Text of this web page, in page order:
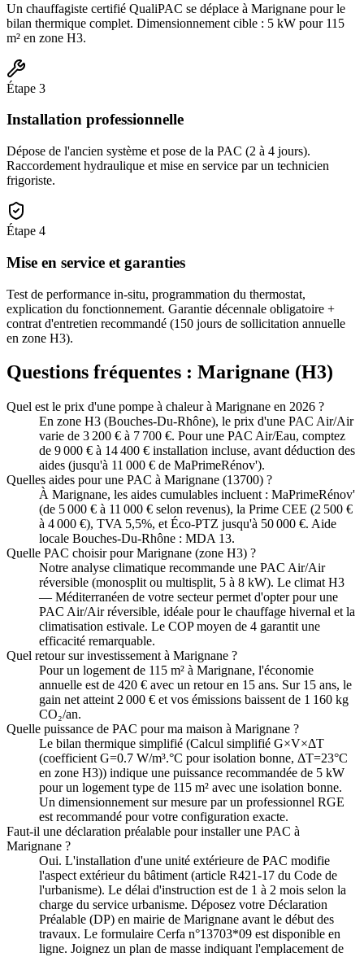
Un chauffagiste certifié QualiPAC se déplace à Marignane pour le
bilan thermique complet. Dimensionnement cible : 5 kW pour 115
m² en zone H3.
Étape 3
Installation professionnelle
Dépose de l'ancien système et pose de la PAC (2 à 4 jours).
Raccordement hydraulique et mise en service par un technicien
frigoriste.
Étape 4
Mise en service et garanties
Test de performance in-situ, programmation du thermostat,
explication du fonctionnement. Garantie décennale obligatoire +
contrat d'entretien recommandé (150 jours de sollicitation annuelle
en zone H3).
Questions fréquentes : Marignane (H3)
Quel est le prix d'une pompe à chaleur à Marignane en 2026 ?
En zone H3 (Bouches-Du-Rhône), le prix d'une PAC Air/Air
varie de 3 200 € à 7 700 €. Pour une PAC Air/Eau, comptez
de 9 000 € à 14 400 € installation incluse, avant déduction des
aides (jusqu'à 11 000 € de MaPrimeRénov').
Quelles aides pour une PAC à Marignane (13700) ?
À Marignane, les aides cumulables incluent : MaPrimeRénov'
(de 5 000 € à 11 000 € selon revenus), la Prime CEE (2 500 €
à 4 000 €), TVA 5,5%, et Éco-PTZ jusqu'à 50 000 €. Aide
locale Bouches-Du-Rhône : MDA 13.
Quelle PAC choisir pour Marignane (zone H3) ?
Notre analyse climatique recommande une PAC Air/Air
réversible (monosplit ou multisplit, 5 à 8 kW). Le climat H3
— Méditerranéen de votre secteur permet d'opter pour une
PAC Air/Air réversible, idéale pour le chauffage hivernal et la
climatisation estivale. Le COP moyen de 4 garantit une
efficacité remarquable.
Quel retour sur investissement à Marignane ?
Pour un logement de 115 m² à Marignane, l'économie
annuelle est de 420 € avec un retour en 15 ans. Sur 15 ans, le
gain net atteint 2 000 € et vos émissions baissent de 1 160 kg
CO₂/an.
Quelle puissance de PAC pour ma maison à Marignane ?
Le bilan thermique simplifié (Calcul simplifié G×V×ΔT
(coefficient G=0.7 W/m³.°C pour isolation bonne, ΔT=23°C
en zone H3)) indique une puissance recommandée de 5 kW
pour un logement type de 115 m² avec une isolation bonne.
Un dimensionnement sur mesure par un professionnel RGE
est recommandé pour votre configuration exacte.
Faut-il une déclaration préalable pour installer une PAC à
Marignane ?
Oui. L'installation d'une unité extérieure de PAC modifie
l'aspect extérieur du bâtiment (article R421-17 du Code de
l'urbanisme). Le délai d'instruction est de 1 à 2 mois selon la
charge du service urbanisme. Déposez votre Déclaration
Préalable (DP) en mairie de Marignane avant le début des
travaux. Le formulaire Cerfa n°13703*09 est disponible en
ligne. Joignez un plan de masse indiquant l'emplacement de